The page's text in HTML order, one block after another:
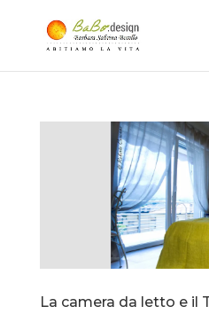
La camera da letto e il